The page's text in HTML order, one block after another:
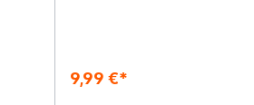
9,99 €*